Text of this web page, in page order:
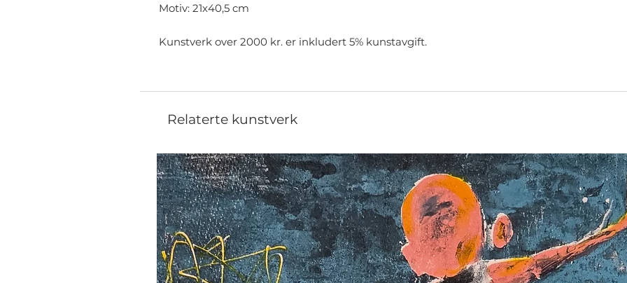
Motiv: 21x40,5 cm
Kunstverk over 2000 kr. er inkludert 5% kunstavgift.
Relaterte kunstverk